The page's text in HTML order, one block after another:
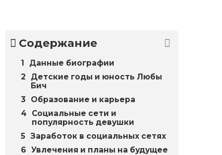
Содержание
Данные биографии
Детские годы и юность Любы
Бич
Образование и карьера
Социальные сети и
популярность девушки
Заработок в социальных сетях
Увлечения и планы на будущее